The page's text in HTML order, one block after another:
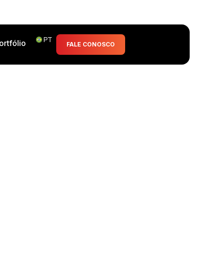
PT
FALE CONOSCO
Árabes